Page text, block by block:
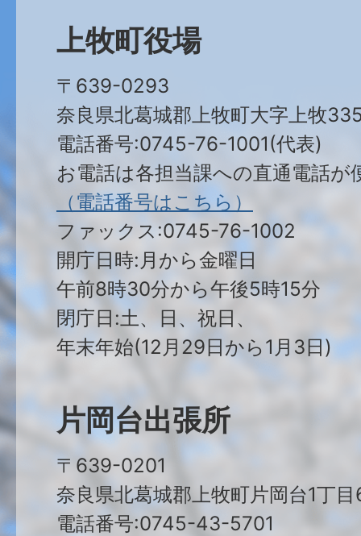
上牧町役場
〒639-0293
奈良県北葛城郡上牧町大字上牧
電話番号:0745-76-1001(代表)
お電話は各担当課への直通電話が
（電話番号はこちら）
ファックス:0745-76-1002
開庁日時:月から金曜日
午前8時30分から午後5時15分
閉庁日:土、日、祝日、
年末年始(12月29日から1月3日)
片岡台出張所
〒639-0201
奈良県北葛城郡上牧町片岡台1丁目
電話番号:0745-43-5701